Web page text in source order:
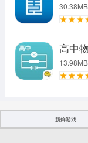
30.38MB
高中
13.98MB
新鲜游戏